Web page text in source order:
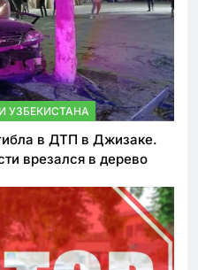
УЗБЕКИСТАНА
в ДТП в Джизаке.
врезался в дерево